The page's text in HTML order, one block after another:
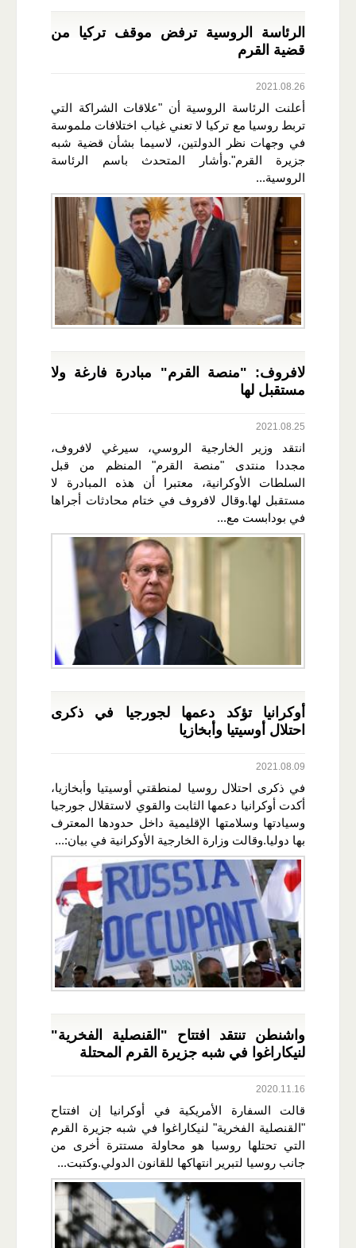
الرئاسة الروسية ترفض موقف تركيا من
قضية القرم
2021.08.26
أعلنت الرئاسة الروسية أن "علاقات الشراكة التي
تربط روسيا مع تركيا لا تعني غياب اختلافات ملموسة
في وجهات نظر الدولتين، لاسيما بشأن قضية شبه
جزيرة القرم".وأشار المتحدث باسم الرئاسة
الروسية...
لافروف: "منصة القرم" مبادرة فارغة ولا
مستقبل لها
2021.08.25
انتقد وزير الخارجية الروسي، سيرغي لافروف،
مجددا منتدى "منصة القرم" المنظم من قبل
السلطات الأوكرانية، معتبرا أن هذه المبادرة لا
مستقبل لها.وقال لافروف في ختام محادثات أجراها
في بودابست مع...
أوكرانيا تؤكد دعمها لجورجيا في ذكرى
احتلال أوسيتيا وأبخازيا
2021.08.09
في ذكرى احتلال روسيا لمنطقتي أوسيتيا وأبخازيا،
أكدت أوكرانيا دعمها الثابت والقوي لاستقلال جورجيا
وسيادتها وسلامتها الإقليمية داخل حدودها المعترف
بها دوليا.وقالت وزارة الخارجية الأوكرانية في بيان:...
واشنطن تنتقد افتتاح "القنصلية الفخرية"
لنيكاراغوا في شبه جزيرة القرم المحتلة
2020.11.16
قالت السفارة الأمريكية في أوكرانيا إن افتتاح
"القنصلية الفخرية" لنيكاراغوا في شبه جزيرة القرم
التي تحتلها روسيا هو محاولة مستترة أخرى من
جانب روسيا لتبرير انتهاكها للقانون الدولي.وكتبت...